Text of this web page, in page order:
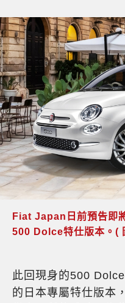
Fiat Japan日前預告即
500 Dolce特仕版本。(
此回現身的500
的日本專屬特仕版本